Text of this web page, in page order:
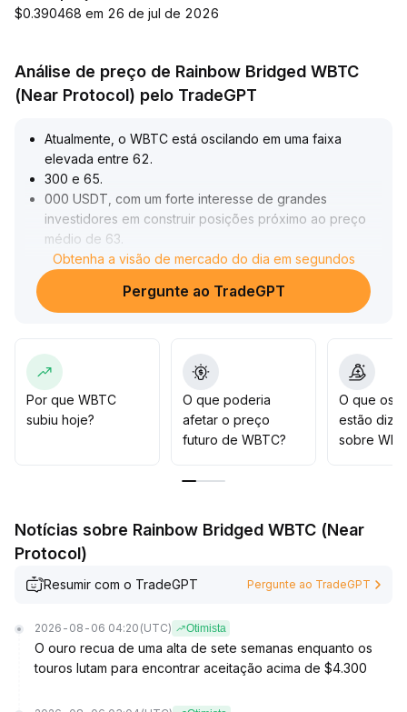
$0.390468 em 26 de jul de 2026
Análise de preço de Rainbow Bridged WBTC
(Near Protocol) pelo TradeGPT
Atualmente, o WBTC está oscilando em uma faixa
elevada entre 62.
300 e 65.
000 USDT, com um forte interesse de grandes
investidores em construir posições próximo ao preço
médio de 63
900 USDT, oferecendo um suporte notável para os
compradores no curto prazo
A migração da BitGo para o Chainlink CCIP aumenta a
Recomenda-se observar atentamente uma quebra
consistente acima dos 64.
000 USDT, visando um teste da resistência em 66.
000 USDT caso o patamar se firme; caso contrário, é
importante monitorar o suporte entre 62
700 USDT, pois sua quebra pode induzir uma
durante recuos dentro da faixa superior, com
monitoramento próximo de atualizações de segurança
e fluxos de capitais.
Obtenha a visão de mercado do dia em segundos
Pergunte ao TradeGPT
Por que WBTC
subiu hoje?
O que poderia
afetar o preço
futuro de WBTC?
O que os
estão
sobre
Notícias sobre Rainbow Bridged WBTC (Near
Protocol)
Resumir com o TradeGPT Pergunte ao TradeGPT
2026-08-06 04:20 (UTC) Otimista
O ouro recua de uma alta de sete semanas enquanto os
touros lutam para encontrar aceitação acima de $4.300